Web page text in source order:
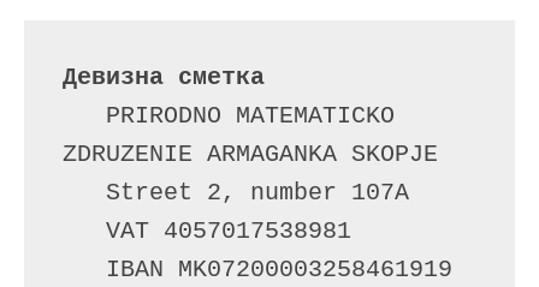
Девизна сметка
ZDRUZENIE ARMAGANKA SKOPJE